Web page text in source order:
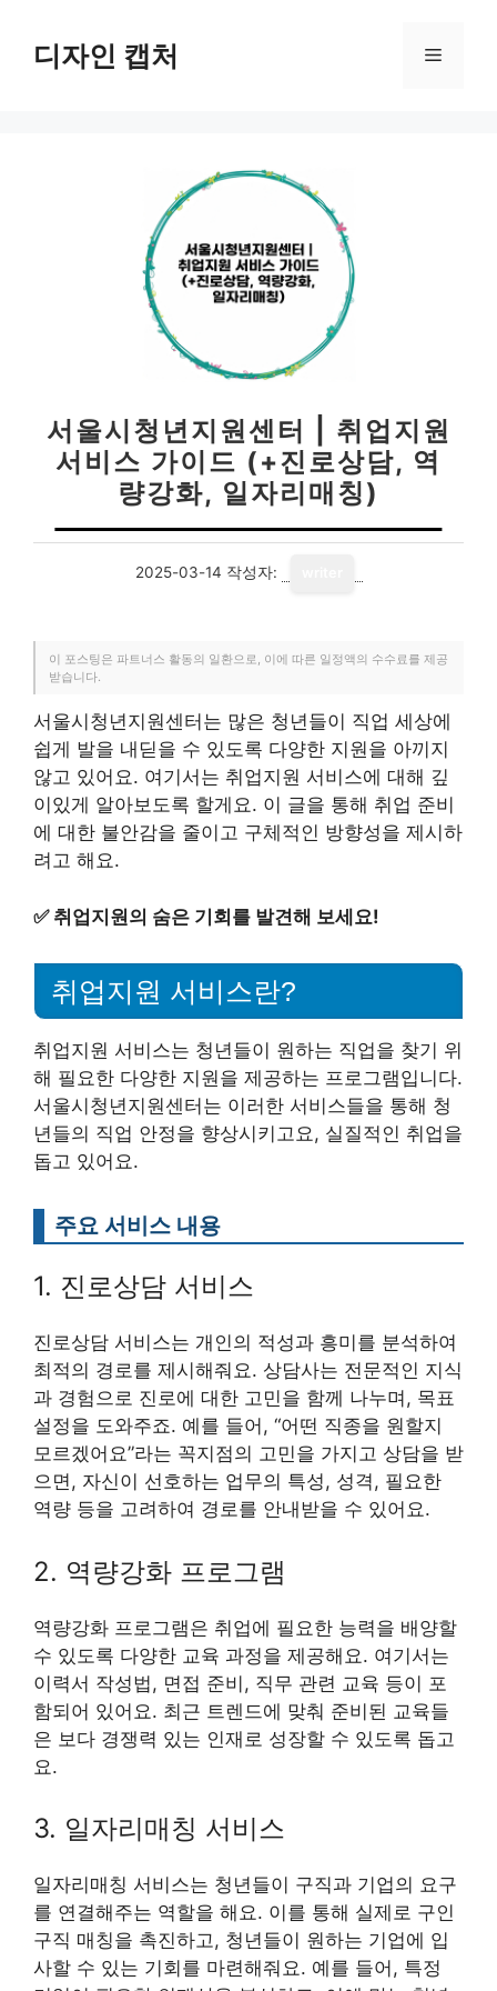
디자인 캡처 메
서울시청년지원센터 | 취업지원
서비스 가이드 (+진로상담, 역
량강화, 일자리매칭)
2025-03-14 작성자:
이 포스팅은 파트너스 활동의 일환으로, 이에 따른 일정액의 수수료를 제공
받습니다.
서울시청년지원센터는 많은 청년들이 직업 세상에
쉽게 발을 내딛을 수 있도록 다양한 지원을 아끼지
않고 있어요. 여기서는 취업지원 서비스에 대해 깊
이있게 알아보도록 할게요. 이 글을 통해 취업 준비
에 대한 불안감을 줄이고 구체적인 방향성을 제시하
려고 해요.
✅ 취업지원의 숨은 기회를 발견해 보세요!
취업지원 서비스란?
취업지원 서비스는 청년들이 원하는 직업을 찾기 위
해 필요한 다양한 지원을 제공하는 프로그램입니다.
서울시청년지원센터는 이러한 서비스들을 통해 청
년들의 직업 안정을 향상시키고요, 실질적인 취업을
돕고 있어요.
주요 서비스 내용
1. 진로상담 서비스
진로상담 서비스는 개인의 적성과 흥미를 분석하여
최적의 경로를 제시해줘요. 상담사는 전문적인 지식
과 경험으로 진로에 대한 고민을 함께 나누며, 목표
설정을 도와주죠. 예를 들어, “어떤 직종을 원할지
모르겠어요”라는 꼭지점의 고민을 가지고 상담을 받
으면, 자신이 선호하는 업무의 특성, 성격, 필요한
역량 등을 고려하여 경로를 안내받을 수 있어요.
2. 역량강화 프로그램
역량강화 프로그램은 취업에 필요한 능력을 배양할
수 있도록 다양한 교육 과정을 제공해요. 여기서는
이력서 작성법, 면접 준비, 직무 관련 교육 등이 포
함되어 있어요. 최근 트렌드에 맞춰 준비된 교육들
은 보다 경쟁력 있는 인재로 성장할 수 있도록 돕고
요.
3. 일자리매칭 서비스
일자리매칭 서비스는 청년들이 구직과 기업의 요구
를 연결해주는 역할을 해요. 이를 통해 실제로 구인
구직 매칭을 촉진하고, 청년들이 원하는 기업에 입
사할 수 있는 기회를 마련해줘요. 예를 들어, 특정